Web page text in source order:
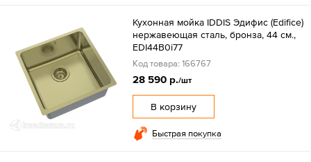
Кухонная мойка IDDIS Эдифис (Edifice)
нержавеющая сталь, бронза, 44 см.,
EDI44B0i77
Код товара: 166767
28 590 р./шт
В корзину
Быстрая покупка